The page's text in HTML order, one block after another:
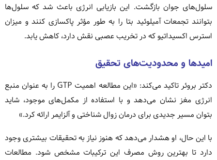
سلول‌های جوان بازگشت. این بازیابی انرژی باعث شد که سلول‌ها
بتوانند تجمعات آمیلوئید بتا را به طور مؤثر پاکسازی کنند و میزان
استرس اکسیداتیو که در تخریب عصبی نقش دارد، کاهش یابد.
امیدها و محدودیت‌های تحقیق
دکتر بروئر تاکید می‌کند: «این مطالعه اهمیت GTP را به عنوان منبع
انرژی مغز نشان می‌دهد و با استفاده از مکمل‌های موجود، شاید
بتوان مسیر جدیدی برای درمان زوال شناختی و آلزایمر ارائه کرد.»
با این حال، او هشدار می‌دهد که هنوز نیاز به تحقیقات بیشتری وجود
دارد تا بهترین روش مصرف این ترکیبات مشخص شود. مطالعات